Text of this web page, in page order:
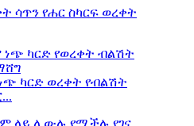
ሳጥን የሐር ስካርፍ ወረቀት
ካርድ ወረቀት የብልሽት